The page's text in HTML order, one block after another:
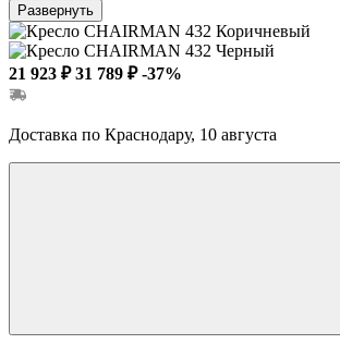
Развернуть
21 923 ₽ 31 789 ₽ -37%
Доставка по Краснодару, 10 августа